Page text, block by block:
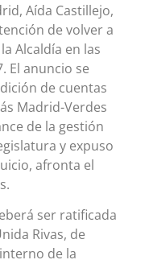
Aída Castillejo,
de volver a
Alcaldía en las
El anuncio se
de cuentas
Madrid-Verdes
de la gestión
y expuso
afronta el
ser ratificada
Rivas, de
de la